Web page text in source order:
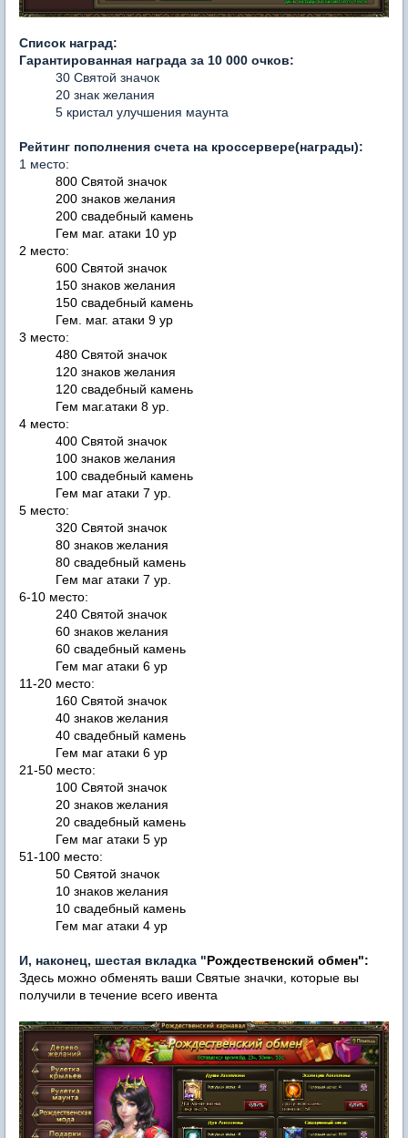
Список наград:
Гарантированная награда за 10 000 очков:
30 Святой значок
20 знак желания
5 кристал улучшения маунта
Рейтинг пополнения счета на кроссервере(награды):
1 место:
800 Святой значок
200 знаков желания
200 свадебный камень
Гем маг. атаки 10 ур
2 место:
600 Святой значок
150 знаков желания
150 свадебный камень
Гем. маг. атаки 9 ур
3 место:
480 Святой значок
120 знаков желания
120 свадебный камень
Гем маг.атаки 8 ур.
4 место:
400 Святой значок
100 знаков желания
100 свадебный камень
Гем маг атаки 7 ур.
5 место:
320 Святой значок
80 знаков желания
80 свадебный камень
Гем маг атаки 7 ур.
6-10 место:
240 Святой значок
60 знаков желания
60 свадебный камень
Гем маг атаки 6 ур
11-20 место:
160 Святой значок
40 знаков желания
40 свадебный камень
Гем маг атаки 6 ур
21-50 место:
100 Святой значок
20 знаков желания
20 свадебный камень
Гем маг атаки 5 ур
51-100 место:
50 Святой значок
10 знаков желания
10 свадебный камень
Гем маг атаки 4 ур
И, наконец, шестая вкладка "Рождественский обмен":
Здесь можно обменять ваши Святые значки, которые вы
получили в течение всего ивента